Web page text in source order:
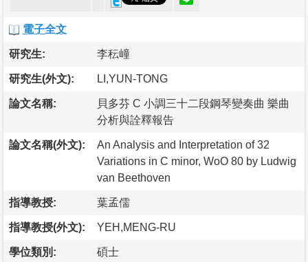
電子全文
研究生: 李秐㠉
研究生(外文): LI,YUN-TONG
論文名稱:
貝多芬 C 小調三十二段鋼琴變奏曲 樂曲
分析與詮釋報告
論文名稱(外文):
An Analysis and Interpretation of 32
Variations in C minor, WoO 80 by Ludwig
van Beethoven
指導教授: 葉孟儒
指導教授(外文): YEH,MENG-RU
學位類別: 碩士